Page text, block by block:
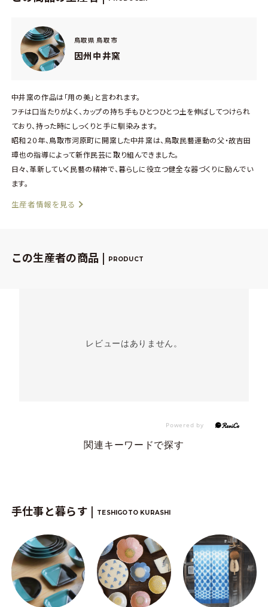
鳥取県 鳥取市
因州中井窯
中井窯の作品は「用の美」と言われます。
フチは口当たりがよく、カップの持ち手もひとつひとつ土を伸ばしてつけられ
ており、持った時にしっくりと手に馴染みます。
昭和２０年、鳥取市河原町に開窯した中井窯は、鳥取民藝運動の父・故吉田
璋也の指導によって新作民芸に取り組んできました。
日々、革新していく民藝の精神で、暮らしに役立つ健全な器づくりに励んでい
ます。
生産者情報を見る
この生産者の商品 | PRODUCT
レビューはありません。
関連キーワードで探す
手仕事と暮らす | TESHIGOTO KURASHI